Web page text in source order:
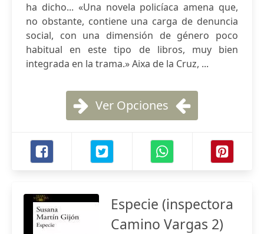
ha dicho... «Una novela policíaca amena que,
no obstante, contiene una carga de denuncia
social, con una dimensión de género poco
habitual en este tipo de libros, muy bien
integrada en la trama.» Aixa de la Cruz, ...
Ver Opciones
Especie (inspectora
Camino Vargas 2)